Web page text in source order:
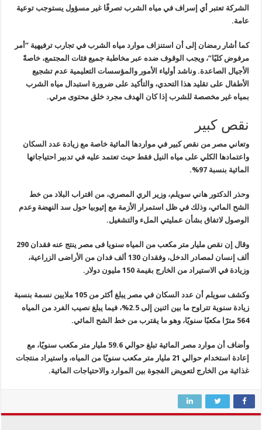
الشركة تعتبر أي إسراف في مياه الشرب تصرفًا غير مسؤول يستوجب توعية
عامة.
كما أشار رمضان إلى أن استنزاف موارد مياه الشرب في تجارب ترفيهية “أمر
مرفوض كليًا”، ويجب الوقوف ضده عبر مخاطبة جميع فئات المجتمع، خاصةً
الأجيال الصاعدة. وناشد أولياء الأمور والمؤسسات التعليمية عدم تشجيع
الأطفال على تقليد هذا التحدي، والتأكيد على ضرورة استبدال مياه الشرب
بمياه غير مخصصة للشرب إذا كان الهدف مجرد خلق محتوى مرئي.
نقص كبير
وتعاني مصر من نقص كبير في مواردها المائية خاصة مع زيادة عدد السكان
واعتمادها الكلي على مياه النيل فقط حيث تعتمد عليه في تدبير احتياجاتها
المائية بنسبة 97%.
وحذر الدكتور هاني سويلم، وزير الري المصري، من اقتراب البلاد من خط
الشح المائي، وذلك في ظل استمرار الأزمة مع إثيوبيا حول سد النهضة وعدم
الوصول لاتفاق بشأن عمليتي الملء والتشغيل.
وقال إن نقص مليار متر مكعب من المياه سنويا فى مصر ينتج عنه فقدان 290
ألف إنسان لمصادر الدخل، وفقدان 130 ألف فدان من الأراضى الزراعية،
وزيادة في الاستيراد من الخارج بقيمة 150 مليون دولار.
وكشف سويلم أن عدد السكان في مصر يبلغ أكثر من 105 ملايين نسمة بنسبة
زيادة سنوية تتراوح ما بين اثنين إلى 2.5%، فيما يبلغ نصيب الفرد من المياه
564 مترًا مكعبًا سنويًا، وهو ما يقترب من خط الشح المائي.
وأضاف أن موارد مصر المائية تبلغ حوالي 59.6 مليار متر مكعب سنويًا، مع
إعادة استخدام حوالي 21 مليار متر مكعب سنويًا من المياه، واستيراد منتجات
غذائية من الخارج لتعويض الفجوة بين الموارد والاحتياجات المائية.